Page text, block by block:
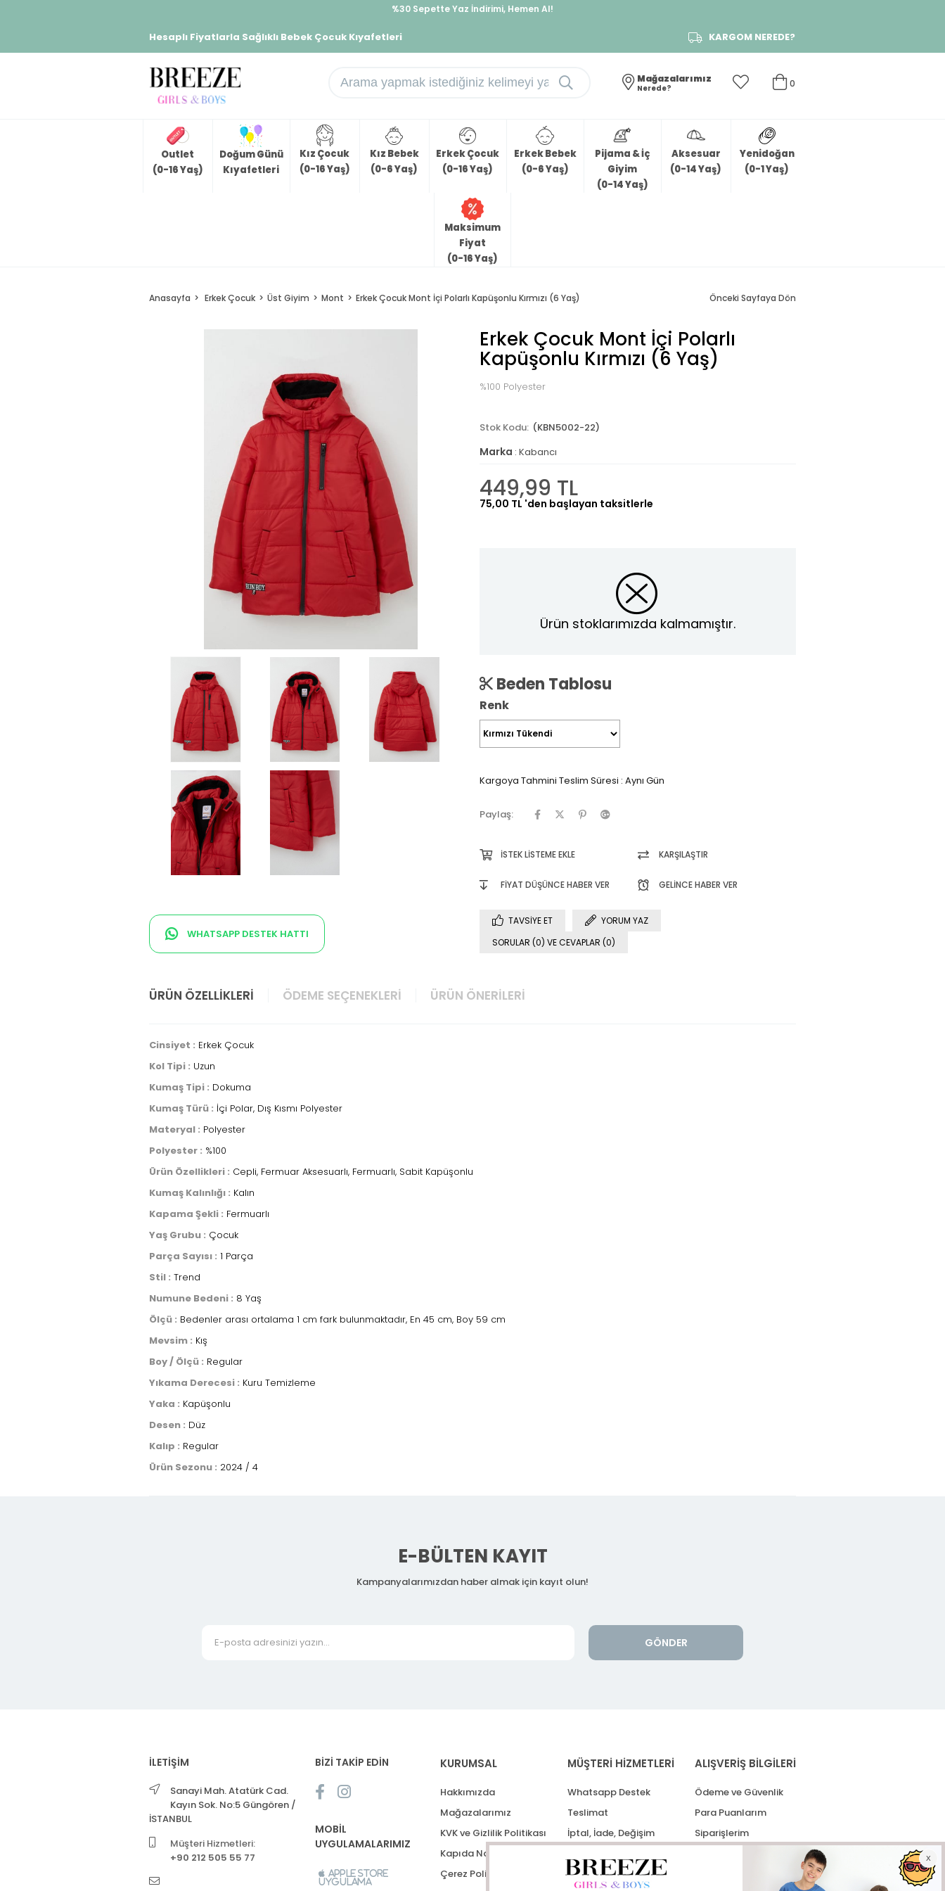
%30 Sepette Yaz İndirimi, Hemen Al!
Hesaplı Fiyatlarla Sağlıklı Bebek Çocuk Kıyafetleri KARGOM NEREDE?
0
Mağazalarımız
Nerede?
Outlet
(0-16 Yaş)
Doğum Günü
Kıyafetleri
Kız Çocuk
(0-16 Yaş)
Kız Bebek
(0-6 Yaş)
Erkek Çocuk
(0-16 Yaş)
Erkek Bebek
(0-6 Yaş)
Pijama & İç
Giyim
(0-14 Yaş)
Aksesuar
(0-14 Yaş)
Yenidoğan
(0-1 Yaş)
Maksimum
Fiyat
(0-16 Yaş)
Anasayfa Erkek Çocuk Üst Giyim Mont Erkek Çocuk Mont İçi Polarlı Kapüşonlu Kırmızı (6 Yaş) Önceki Sayfaya Dön
WHATSAPP DESTEK HATTI
Erkek Çocuk Mont İçi Polarlı
Kapüşonlu Kırmızı (6 Yaş)
%100 Polyester
(KBN5002-22)
Marka : Kabancı
449,99 TL
75,00 TL 'den başlayan taksitlerle
Ürün stoklarımızda kalmamıştır.
Beden Tablosu
Renk
Kargoya Tahmini Teslim Süresi : Aynı Gün
Paylaş:
İSTEK LISTEME EKLE KARŞILAŞTIR
FIYAT DÜŞÜNCE HABER VER GELINCE HABER VER
TAVSIYE ET
YORUM YAZ
SORULAR (0) VE CEVAPLAR (0)
ÜRÜN ÖZELLIKLERI ÖDEME SEÇENEKLERI ÜRÜN ÖNERILERI
Cinsiyet : Erkek Çocuk
Kol Tipi : Uzun
Kumaş Tipi : Dokuma
Kumaş Türü : İçi Polar, Dış Kısmı Polyester
Materyal : Polyester
Polyester : %100
Ürün Özellikleri : Cepli, Fermuar Aksesuarlı, Fermuarlı, Sabit Kapüşonlu
Kumaş Kalınlığı : Kalın
Kapama Şekli : Fermuarlı
Yaş Grubu : Çocuk
Parça Sayısı : 1 Parça
Stil : Trend
Numune Bedeni : 8 Yaş
Ölçü : Bedenler arası ortalama 1 cm fark bulunmaktadır, En 45 cm, Boy 59 cm
Mevsim : Kış
Boy / Ölçü : Regular
Yıkama Derecesi : Kuru Temizleme
Yaka : Kapüşonlu
Desen : Düz
Kalıp : Regular
Ürün Sezonu : 2024 / 4
E-BÜLTEN KAYIT
Kampanyalarımızdan haber almak için kayıt olun!
GÖNDER
İLETİŞİM
Sanayi Mah. Atatürk Cad.
Kayın Sok. No:5 Güngören /
İSTANBUL
Müşteri Hizmetleri:
+90 212 505 55 77
BİZİ TAKİP EDİN
MOBİL
UYGULAMALARIMIZ
Apple Store
Uygulama
KURUMSAL
Hakkımızda
Mağazalarımız
KVK ve Gizlilik Politikası
Kapıda Nakit Ödeme
Çerez Politikası
MÜŞTERİ HİZMETLERİ
Whatsapp Destek
Teslimat
İptal, İade, Değişim
ALIŞVERİŞ BİLGİLERİ
Ödeme ve Güvenlik
Para Puanlarım
Siparişlerim